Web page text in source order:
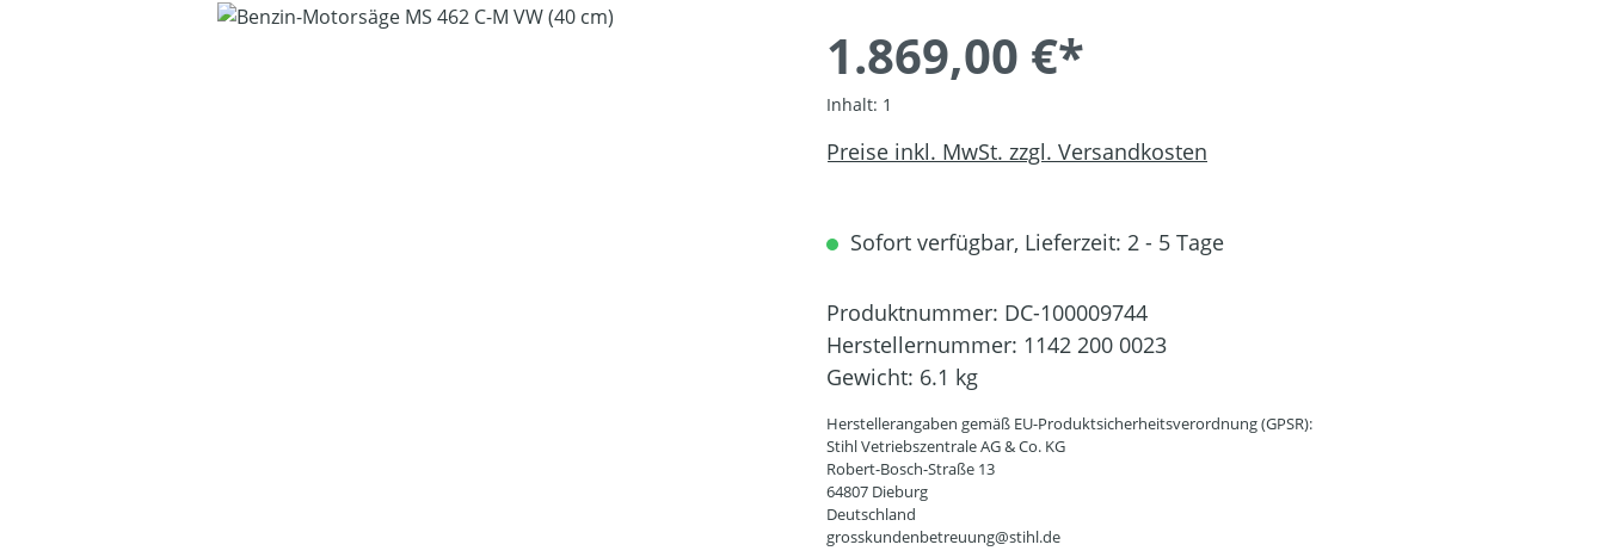
Bildergalerie überspringen
1.869,00 €*
Inhalt: 1
Preise inkl. MwSt. zzgl. Versandkosten
Sofort verfügbar, Lieferzeit: 2 - 5 Tage
Produktnummer: DC-100009744
Herstellernummer: 1142 200 0023
Gewicht: 6.1 kg
Herstellerangaben gemäß EU-Produktsicherheitsverordnung (GPSR):
Stihl Vetriebszentrale AG & Co. KG
Robert-Bosch-Straße 13
64807 Dieburg
Deutschland
grosskundenbetreuung@stihl.de